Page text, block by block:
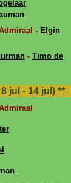
- Elgin
- Timo de
jul - 14 jul) **